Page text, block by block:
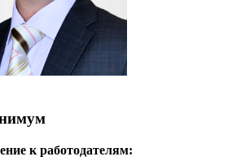
к работодателям: